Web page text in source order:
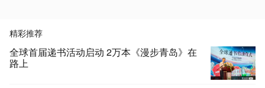
精彩推荐
全球首届递书活动启动 2万本《漫步青岛》在
路上